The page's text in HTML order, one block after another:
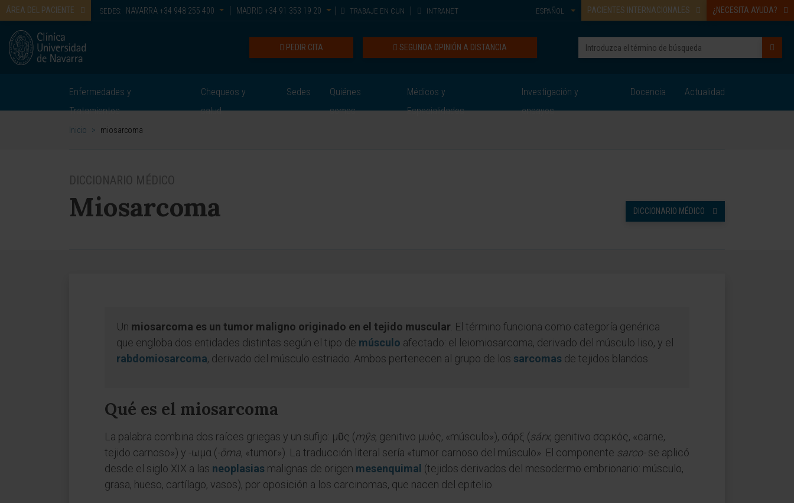
ÁREA DEL PACIENTE SEDES: NAVARRA +34 948 255 400 MADRID +34 91 353 19 20 TRABAJE EN CUN INTRANET PACIENTES INTERNACIONALES ¿NECESITA AYUDA?
ESPAÑOL
SEGUNDA OPINIÓN A DISTANCIA
PEDIR CITA
Enfermedades y
Tratamientos
Chequeos y
salud
Sedes
Quiénes
somos
Médicos y
Especialidades
Investigación y
ensayos
Docencia Actualidad
Inicio > miosarcoma
DICCIONARIO MÉDICO
Miosarcoma DICCIONARIO MÉDICO
Un miosarcoma es un tumor maligno originado en el tejido muscular . El término funciona como categoría genérica
que engloba dos entidades distintas según el tipo de músculo afectado: el leiomiosarcoma, derivado del músculo liso, y el
rabdomiosarcoma, derivado del músculo estriado. Ambos pertenecen al grupo de los sarcomas de tejidos blandos.
Qué es el miosarcoma
La palabra combina dos raíces griegas y un sufijo: μῦς (mŷs, genitivo μυός, «músculo»), σάρξ (sárx, genitivo σαρκός, «carne,
tejido carnoso») y -ωμα (-ōma, «tumor»). La traducción literal sería «tumor carnoso del músculo». El componente sarco-se aplicó
desde el siglo XIX a las neoplasias malignas de origen mesenquimal (tejidos derivados del mesodermo embrionario: músculo,
grasa, hueso, cartílago, vasos), por oposición a los carcinomas, que nacen del epitelio.